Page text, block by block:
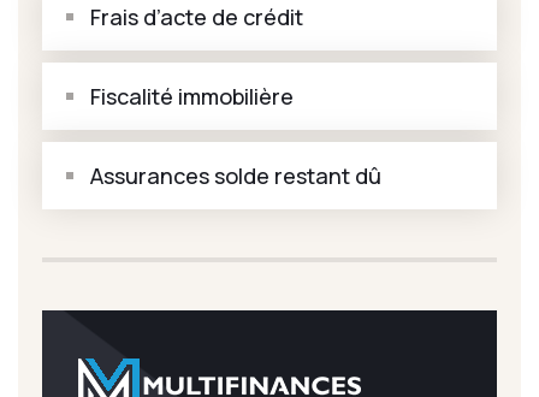
Frais d’acte de crédit
Fiscalité immobilière
Assurances solde restant dû